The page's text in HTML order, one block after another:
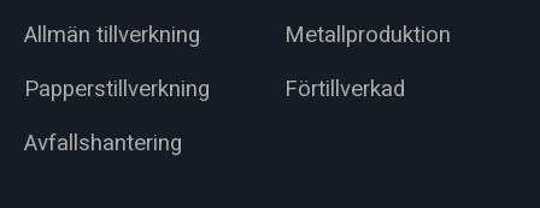
Allmän tillverkning
Metallproduktion
Papperstillverkning
Förtillverkad
Avfallshantering